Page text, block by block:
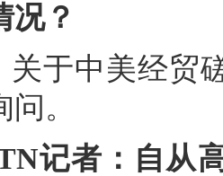
况？
关于中美经贸
。
记者：自从